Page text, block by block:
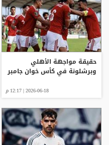
حقيقة مواجهة الأهلي
وبرشلونة في كأس خوان جامبر
2026-06-18 | 12:17 م